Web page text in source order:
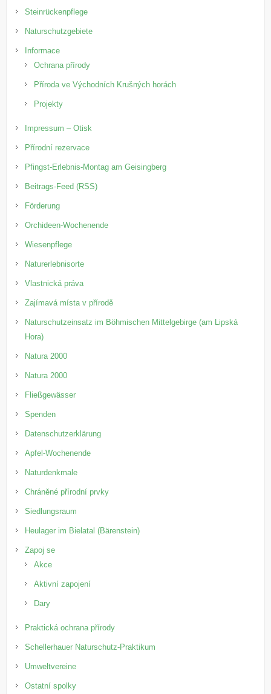
Steinrückenpflege
Naturschutzgebiete
Informace
Ochrana přírody
Příroda ve Východních Krušných horách
Projekty
Impressum – Otisk
Přírodní rezervace
Pfingst-Erlebnis-Montag am Geisingberg
Beitrags-Feed (RSS)
Förderung
Orchideen-Wochenende
Wiesenpflege
Naturerlebnisorte
Vlastnická práva
Zajímavá místa v přírodě
Naturschutzeinsatz im Böhmischen Mittelgebirge (am Lipská
Hora)
Natura 2000
Natura 2000
Fließgewässer
Spenden
Datenschutzerklärung
Apfel-Wochenende
Naturdenkmale
Chráněné přírodní prvky
Siedlungsraum
Heulager im Bielatal (Bärenstein)
Zapoj se
Akce
Aktivní zapojení
Dary
Praktická ochrana přírody
Schellerhauer Naturschutz-Praktikum
Umweltvereine
Ostatní spolky